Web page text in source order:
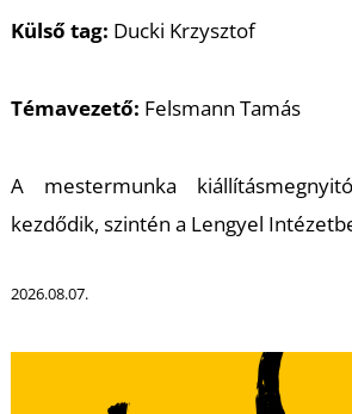
Külső tag: Ducki Krzysztof
Témavezető: Felsmann Tamás
A mestermunka
kezdődik, szintén a Lengyel
2026.08.07.